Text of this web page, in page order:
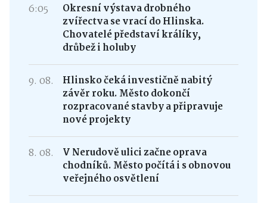
6:05
Okresní výstava drobného
zvířectva se vrací do Hlinska.
Chovatelé představí králíky,
drůbež i holuby
9. 08.
Hlinsko čeká investičně nabitý
závěr roku. Město dokončí
rozpracované stavby a připravuje
nové projekty
8. 08.
V Nerudově ulici začne oprava
chodníků. Město počítá i s obnovou
veřejného osvětlení